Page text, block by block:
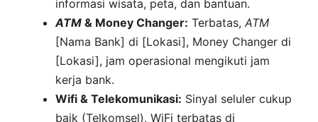
informasi wisata, peta, dan bantuan.
ATM & Money Changer: Terbatas, ATM
[Nama Bank] di [Lokasi], Money Changer di
[Lokasi], jam operasional mengikuti jam
kerja bank.
Wifi & Telekomunikasi: Sinyal seluler cukup
baik (Telkomsel), WiFi terbatas di